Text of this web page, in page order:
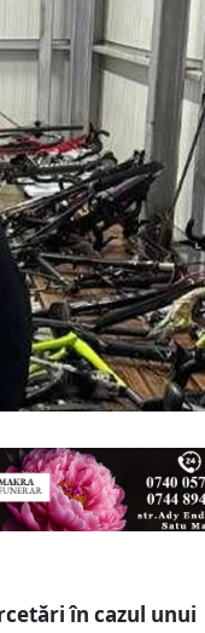
în cazul unui